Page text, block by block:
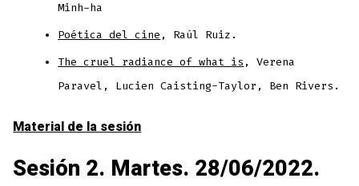
Minh-ha
Poética del cine , Raúl Ruiz.
The cruel radiance of what is , Verena
Paravel, Lucien Caisting-Taylor, Ben Rivers.
Material de la sesión
Sesión 2. Martes. 28/06/2022.